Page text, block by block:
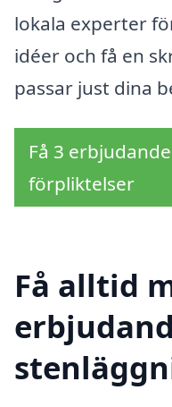
lokala experter
idéer och få en
passar just dina
Få 3
förpliktelser
Få alltid